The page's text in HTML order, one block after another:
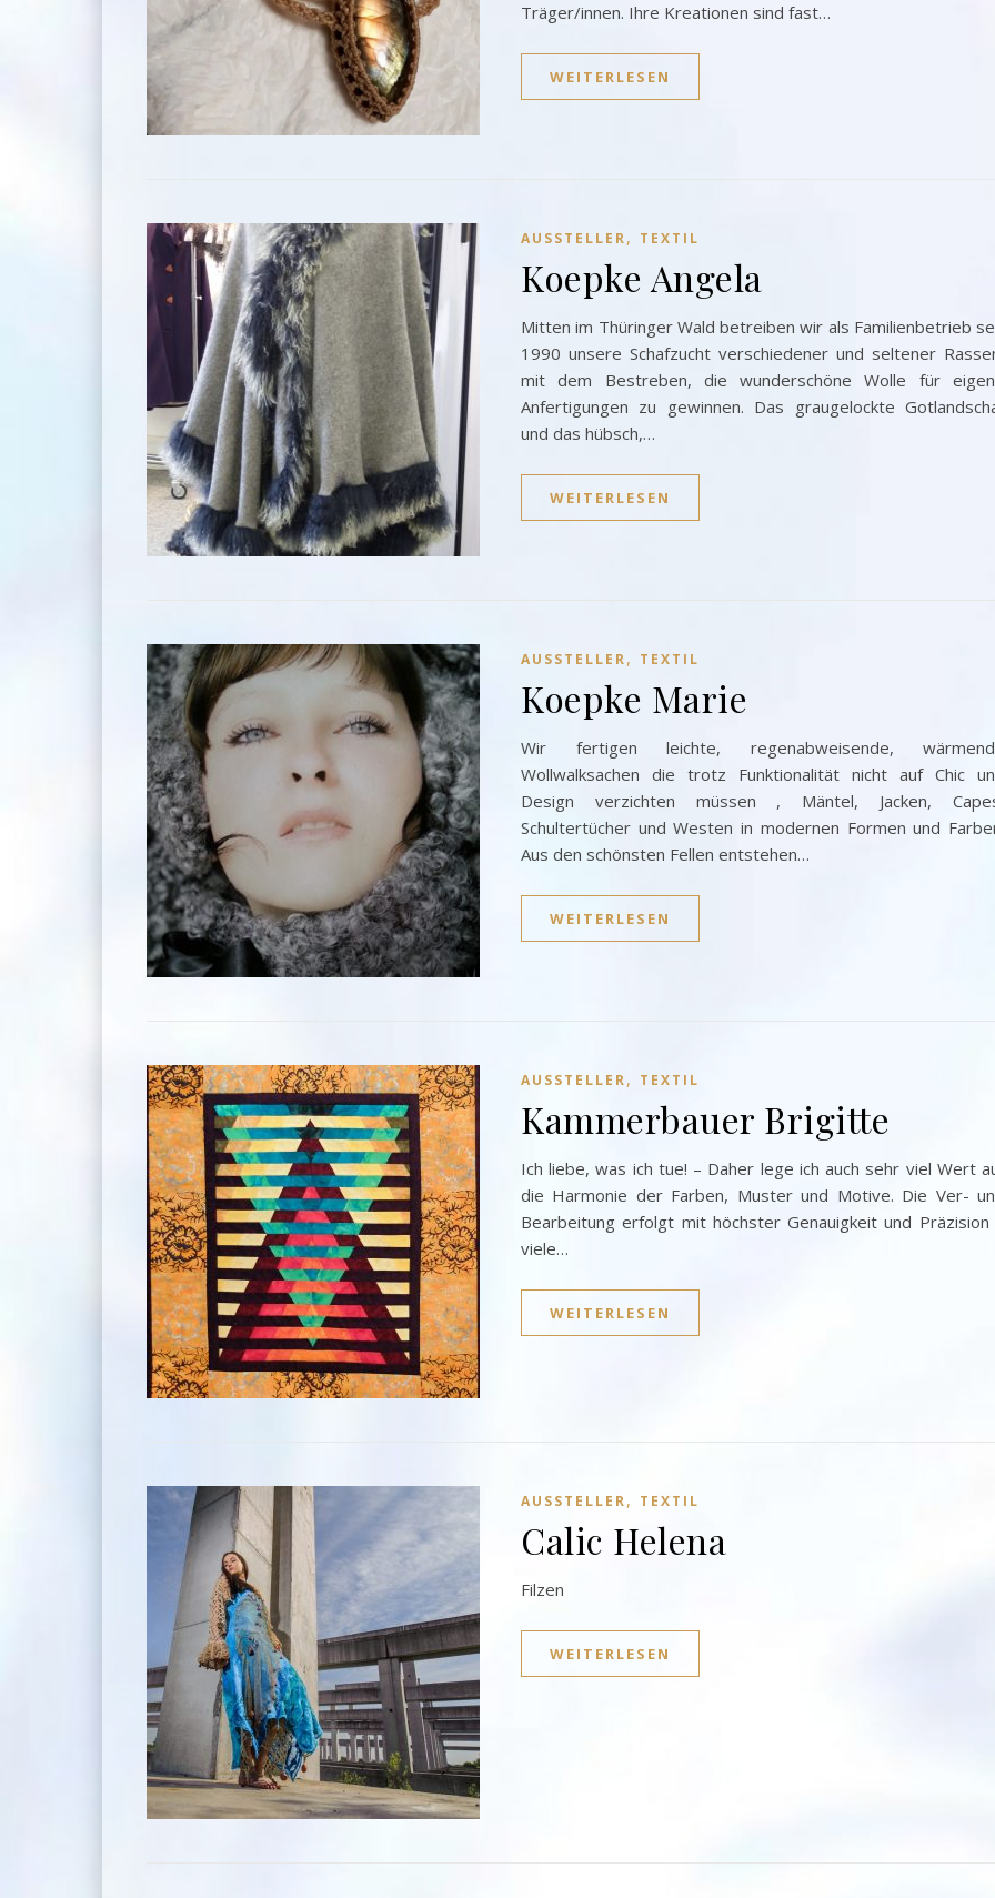
Träger/innen. Ihre Kreationen sind fast…
WEITERLESEN
AUSSTELLER, TEXTIL
Koepke Angela
Mitten im Thüringer Wald betreiben wir als Familienbetrieb
1990 unsere Schafzucht verschiedener und seltener
mit dem Bestreben, die wunderschöne Wolle für
Anfertigungen zu gewinnen. Das graugelockte
und das hübsch,…
WEITERLESEN
AUSSTELLER, TEXTIL
Koepke Marie
Wir fertigen leichte, regenabweisende,
Wollwalksachen die trotz Funktionalität nicht auf Chic
Design verzichten müssen , Mäntel, Jacken,
Schultertücher und Westen in modernen Formen und
Aus den schönsten Fellen entstehen…
WEITERLESEN
AUSSTELLER, TEXTIL
Kammerbauer Brigitte
Ich liebe, was ich tue! – Daher lege ich auch sehr viel Wert
die Harmonie der Farben, Muster und Motive. Die Ver-
Bearbeitung erfolgt mit höchster Genauigkeit und Präzision
viele…
WEITERLESEN
AUSSTELLER, TEXTIL
Calic Helena
Filzen
WEITERLESEN